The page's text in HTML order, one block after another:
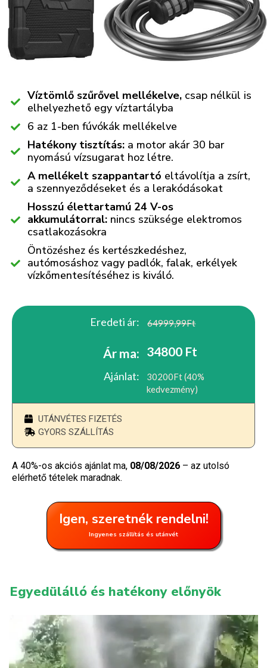
Víztömlő szűrővel mellékelve, csap nélkül is
elhelyezhető egy víztartályba
6 az 1-ben fúvókák mellékelve
Hatékony tisztítás: a motor akár 30 bar
nyomású vízsugarat hoz létre.
A mellékelt szappantartó eltávolítja a zsírt,
a szennyeződéseket és a lerakódásokat
Hosszú élettartamú 24 V-os
akkumulátorral: nincs szüksége elektromos
csatlakozásokra
Öntözéshez és kertészkedéshez,
autómosáshoz vagy padlók, falak, erkélyek
vízkőmentesítéséhez is kiváló.
Eredeti ár: 64999,99Ft
Ár ma: 34800 Ft
Ajánlat:
30200Ft (40%
kedvezmény)
UTÁNVÉTES FIZETÉS
GYORS SZÁLLÍTÁS
A 40%-os akciós ajánlat ma, 08/08/2026 – az utolsó
elérhető tételek maradnak.
Igen, szeretnék rendelni!
Ingyenes szállítás és utánvét
Egyedülálló és hatékony előnyök